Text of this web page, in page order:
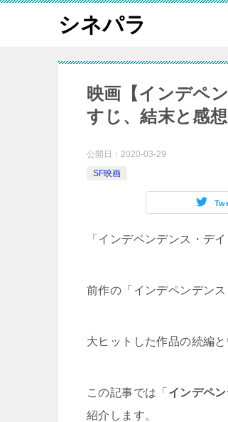
シネパラ
映画【インデペ
すじ、結末と感
公開日： 2020-03-29
SF映画
「インデペンデンス・デ
前作の「インデペンデンス
大ヒットした作品の続編
この記事では「 インデペ
紹介します。